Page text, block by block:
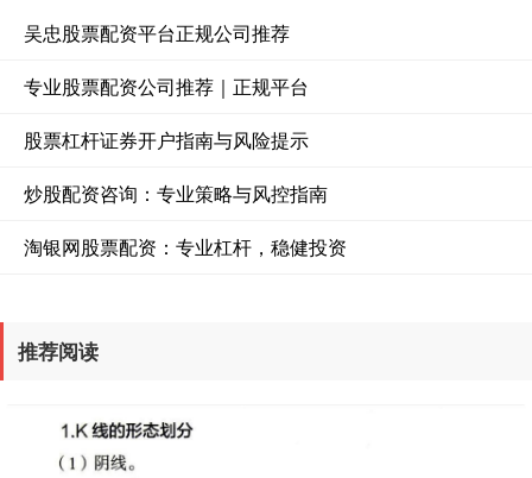
吴忠股票配资平台正规公司推荐
专业股票配资公司推荐｜正规平台
股票杠杆证券开户指南与风险提示
炒股配资咨询：专业策略与风控指南
淘银网股票配资：专业杠杆，稳健投资
推荐阅读